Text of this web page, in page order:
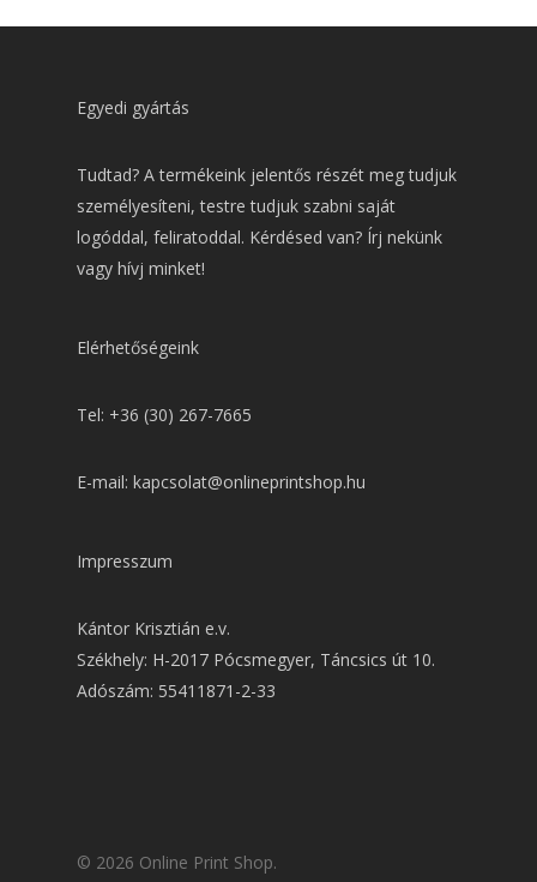
Egyedi gyártás
Tudtad? A termékeink jelentős részét meg tudjuk
személyesíteni, testre tudjuk szabni saját
logóddal, feliratoddal. Kérdésed van? Írj nekünk
vagy hívj minket!
Elérhetőségeink
Tel: +36 (30) 267-7665
E-mail: kapcsolat@onlineprintshop.hu
Impresszum
Kántor Krisztián e.v.
Székhely: H-2017 Pócsmegyer, Táncsics út 10.
Adószám: 55411871-2-33
© 2026 Online Print Shop.